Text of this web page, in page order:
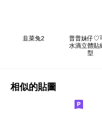
韭菜兔2
普普妹仔♡
水滴立體貼
型
相似的貼圖